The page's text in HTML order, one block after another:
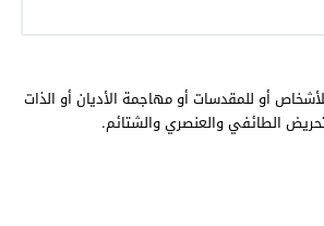
أو للمقدسات أو مهاجمة الأديان أو الذات
الطائفي والعنصري والشتائم.